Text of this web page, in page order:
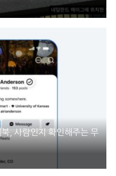
, 사람인지 확인해주는 무